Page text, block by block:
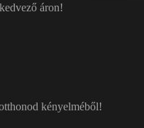
áron!
kényelméből!